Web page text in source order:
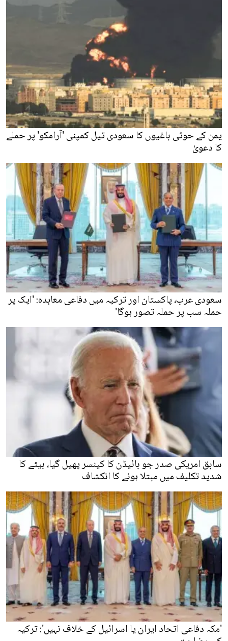
یمن کے حوثی باغیوں کا سعودی تیل کمپنی 'آرامکو' پر حملے
کا دعویٰ
سعودی عرب، پاکستان اور ترکیہ میں دفاعی معاہدہ: 'ایک پر
حملہ سب پر حملہ تصور ہوگا'
سابق امریکی صدر جو بائیڈن کا کینسر پھیل گیا، بیٹے کا
شدید تکلیف میں مبتلا ہونے کا انکشاف
'مکہ دفاعی اتحاد ایران یا اسرائیل کے خلاف نہیں': ترکیہ